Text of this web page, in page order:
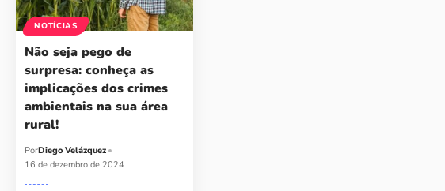
NOTÍCIAS
Não seja pego de
surpresa: conheça as
implicações dos crimes
ambientais na sua área
rural!
PorDiego Velázquez
16 de dezembro de 2024